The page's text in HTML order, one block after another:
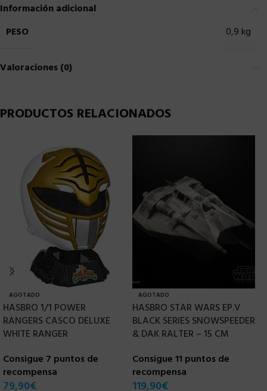
Información adicional
PESO
0,9 kg
Valoraciones (0)
PRODUCTOS RELACIONADOS
AGOTADO
HASBRO 1/1 POWER
RANGERS CASCO DELUXE
WHITE RANGER
Consigue 7 puntos de
recompensa
79,90€
AGOTADO
HASBRO STAR WARS EP.V
BLACK SERIES SNOWSPEEDER
& DAK RALTER – 15 CM
Consigue 11 puntos de
recompensa
119,90€